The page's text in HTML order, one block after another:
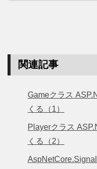
関連記事
Gameクラス
くる（1）
Playerクラス
くる（2）